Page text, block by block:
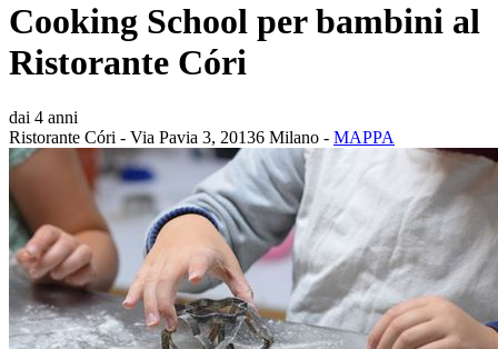
Cooking School per bambini al
Ristorante Córi
dai 4 anni
Ristorante Córi - Via Pavia 3, 20136 Milano - MAPPA